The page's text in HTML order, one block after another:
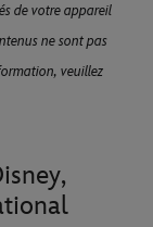
de votre appareil
ne sont pas
veuillez